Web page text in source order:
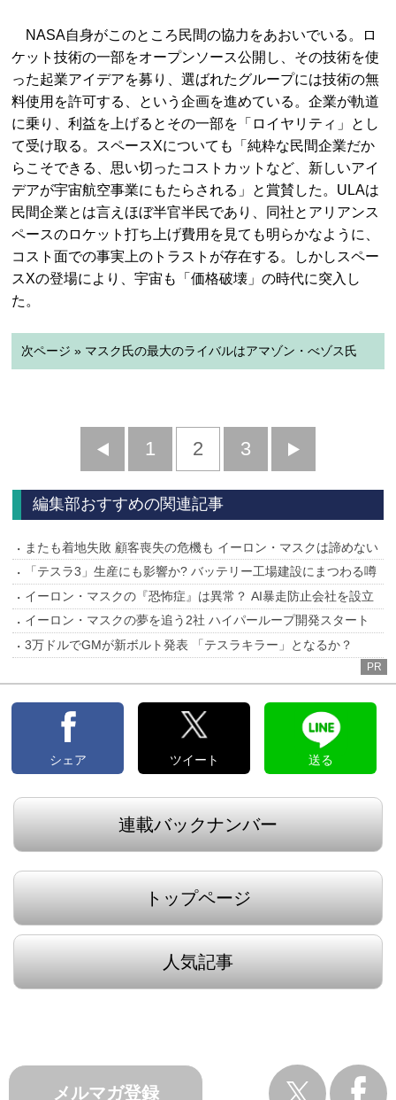
NASA自身がこのところ民間の協力をあおいでいる。ロ
ケット技術の一部をオープンソース公開し、その技術を使
った起業アイデアを募り、選ばれたグループには技術の無
料使用を許可する、という企画を進めている。企業が軌道
に乗り、利益を上げるとその一部を「ロイヤリティ」とし
て受け取る。スペースXについても「純粋な民間企業だか
らこそできる、思い切ったコストカットなど、新しいアイ
デアが宇宙航空事業にもたらされる」と賞賛した。ULAは
民間企業とは言えほぼ半官半民であり、同社とアリアンス
ペースのロケット打ち上げ費用を見ても明らかなように、
コスト面での事実上のトラストが存在する。しかしスペー
スXの登場により、宇宙も「価格破壊」の時代に突入し
た。
次ページ » マスク氏の最大のライバルはアマゾン・べゾス氏
前
へ
1 2 3
へ
編集部おすすめの関連記事
またも着地失敗 顧客喪失の危機も イーロン・マスクは諦めない
「テスラ3」生産にも影響か? バッテリー工場建設にまつわる噂
イーロン・マスクの『恐怖症』は異常？ AI暴走防止会社を設立
イーロン・マスクの夢を追う2社 ハイパーループ開発スタート
3万ドルでGMが新ボルト発表 「テスラキラー」となるか？
PR
シェア ツイート 送る
連載バックナンバー
トップページ
人気記事
メルマガ登録